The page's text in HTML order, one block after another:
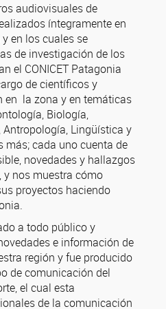
audiovisuales de
íntegramente en
en los cuales se
de investigación de los
el CONICET Patagonia
de científicos y
en la zona y en temáticas
Biología,
Lingüística y
más; cada uno cuenta de
novedades y hallazgos
y nos muestra cómo
proyectos haciendo
a todo público y
e información de
región y fue producido
de comunicación del
el cual esta
de la comunicación